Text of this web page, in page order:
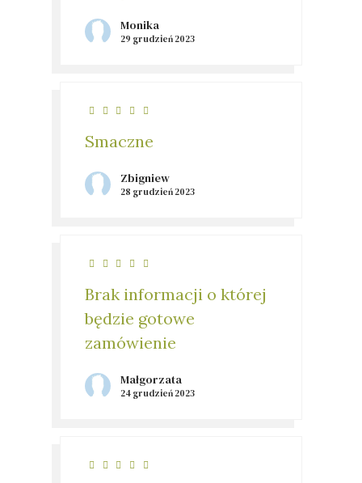
Monika
29 grudzień 2023
Smaczne
Zbigniew
28 grudzień 2023
Brak informacji o której
będzie gotowe
zamówienie
Małgorzata
24 grudzień 2023